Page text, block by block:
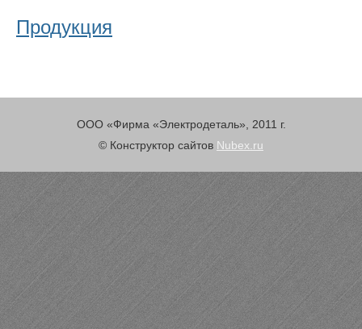
Продукция
ООО «Фирма «Электродеталь», 2011 г.
© Конструктор сайтов Nubex.ru